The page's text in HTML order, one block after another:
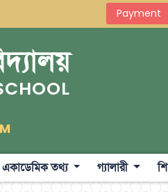
Payment
একাডেমিক তথ্য গ্যালারী